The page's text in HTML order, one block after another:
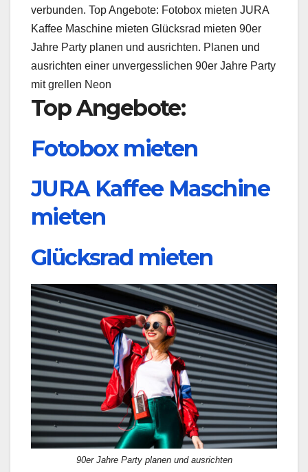
verbunden. Top Angebote: Fotobox mieten JURA
Kaffee Maschine mieten Glücksrad mieten 90er
Jahre Party planen und ausrichten. Planen und
ausrichten einer unvergesslichen 90er Jahre Party
mit grellen Neon
Top Angebote:
Fotobox mieten
JURA Kaffee Maschine
mieten
Glücksrad mieten
90er Jahre Party planen und ausrichten